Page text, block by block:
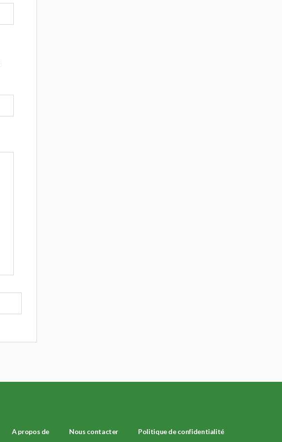
A propos de Nous contacter Politique de confidentialité